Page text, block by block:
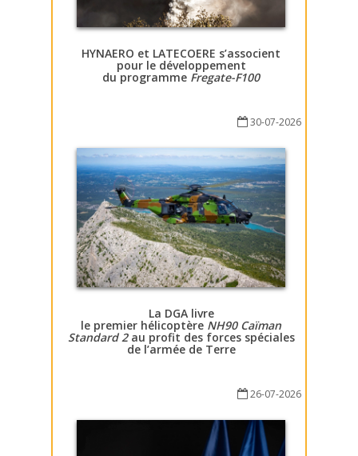
HYNAERO et LATECOERE s’associent
pour le développement
du programme Fregate-F100
30-07-2026
La DGA livre
le premier hélicoptère NH90 Caïman
Standard 2au profit des forces spéciales
de l’armée de Terre
26-07-2026